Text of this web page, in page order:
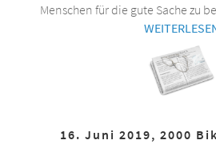
Menschen für die gute Sache zu
16. Juni 2019, 2000